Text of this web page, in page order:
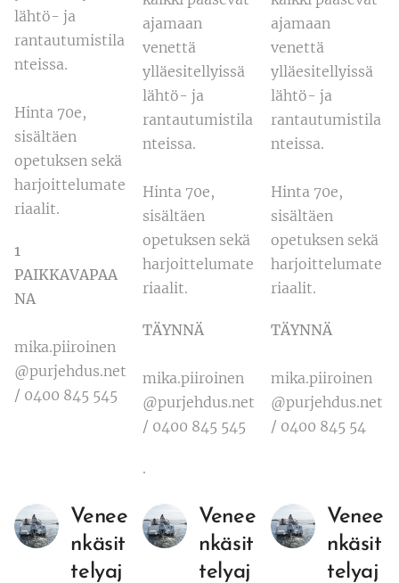
lähtö- ja
rantautumistila
nteissa.
Hinta 70e,
sisältäen
opetuksen sekä
harjoittelumate
riaalit.
1
PAIKKAVAPAA
NA
mika.piiroinen
@purjehdus.net
/ 0400 845 545
ajamaan
venettä
ylläesitellyissä
lähtö- ja
rantautumistila
nteissa.
Hinta 70e,
sisältäen
opetuksen sekä
harjoittelumate
riaalit.
TÄYNNÄ
mika.piiroinen
@purjehdus.net
/ 0400 845 545
.
ajamaan
venettä
ylläesitellyissä
lähtö- ja
rantautumistila
nteissa.
Hinta 70e,
sisältäen
opetuksen sekä
harjoittelumate
riaalit.
TÄYNNÄ
mika.piiroinen
@purjehdus.net
/ 0400 845 54
Venee
nkäsit
telyaj
Venee
nkäsit
telyaj
Venee
nkäsit
telyaj